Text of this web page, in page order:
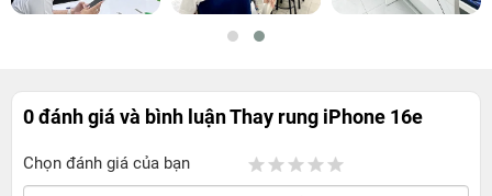
0 đánh giá và bình luậnThay rung iPhone 16e
Chọn đánh giá của bạn